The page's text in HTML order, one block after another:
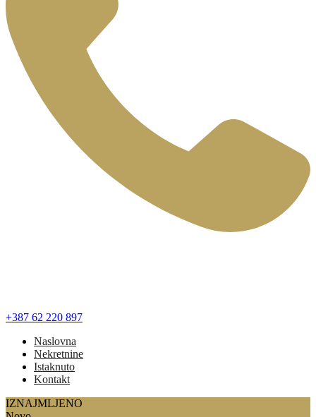
+387 62 220 897
Naslovna
Nekretnine
Istaknuto
Kontakt
IZNAJMLJENO